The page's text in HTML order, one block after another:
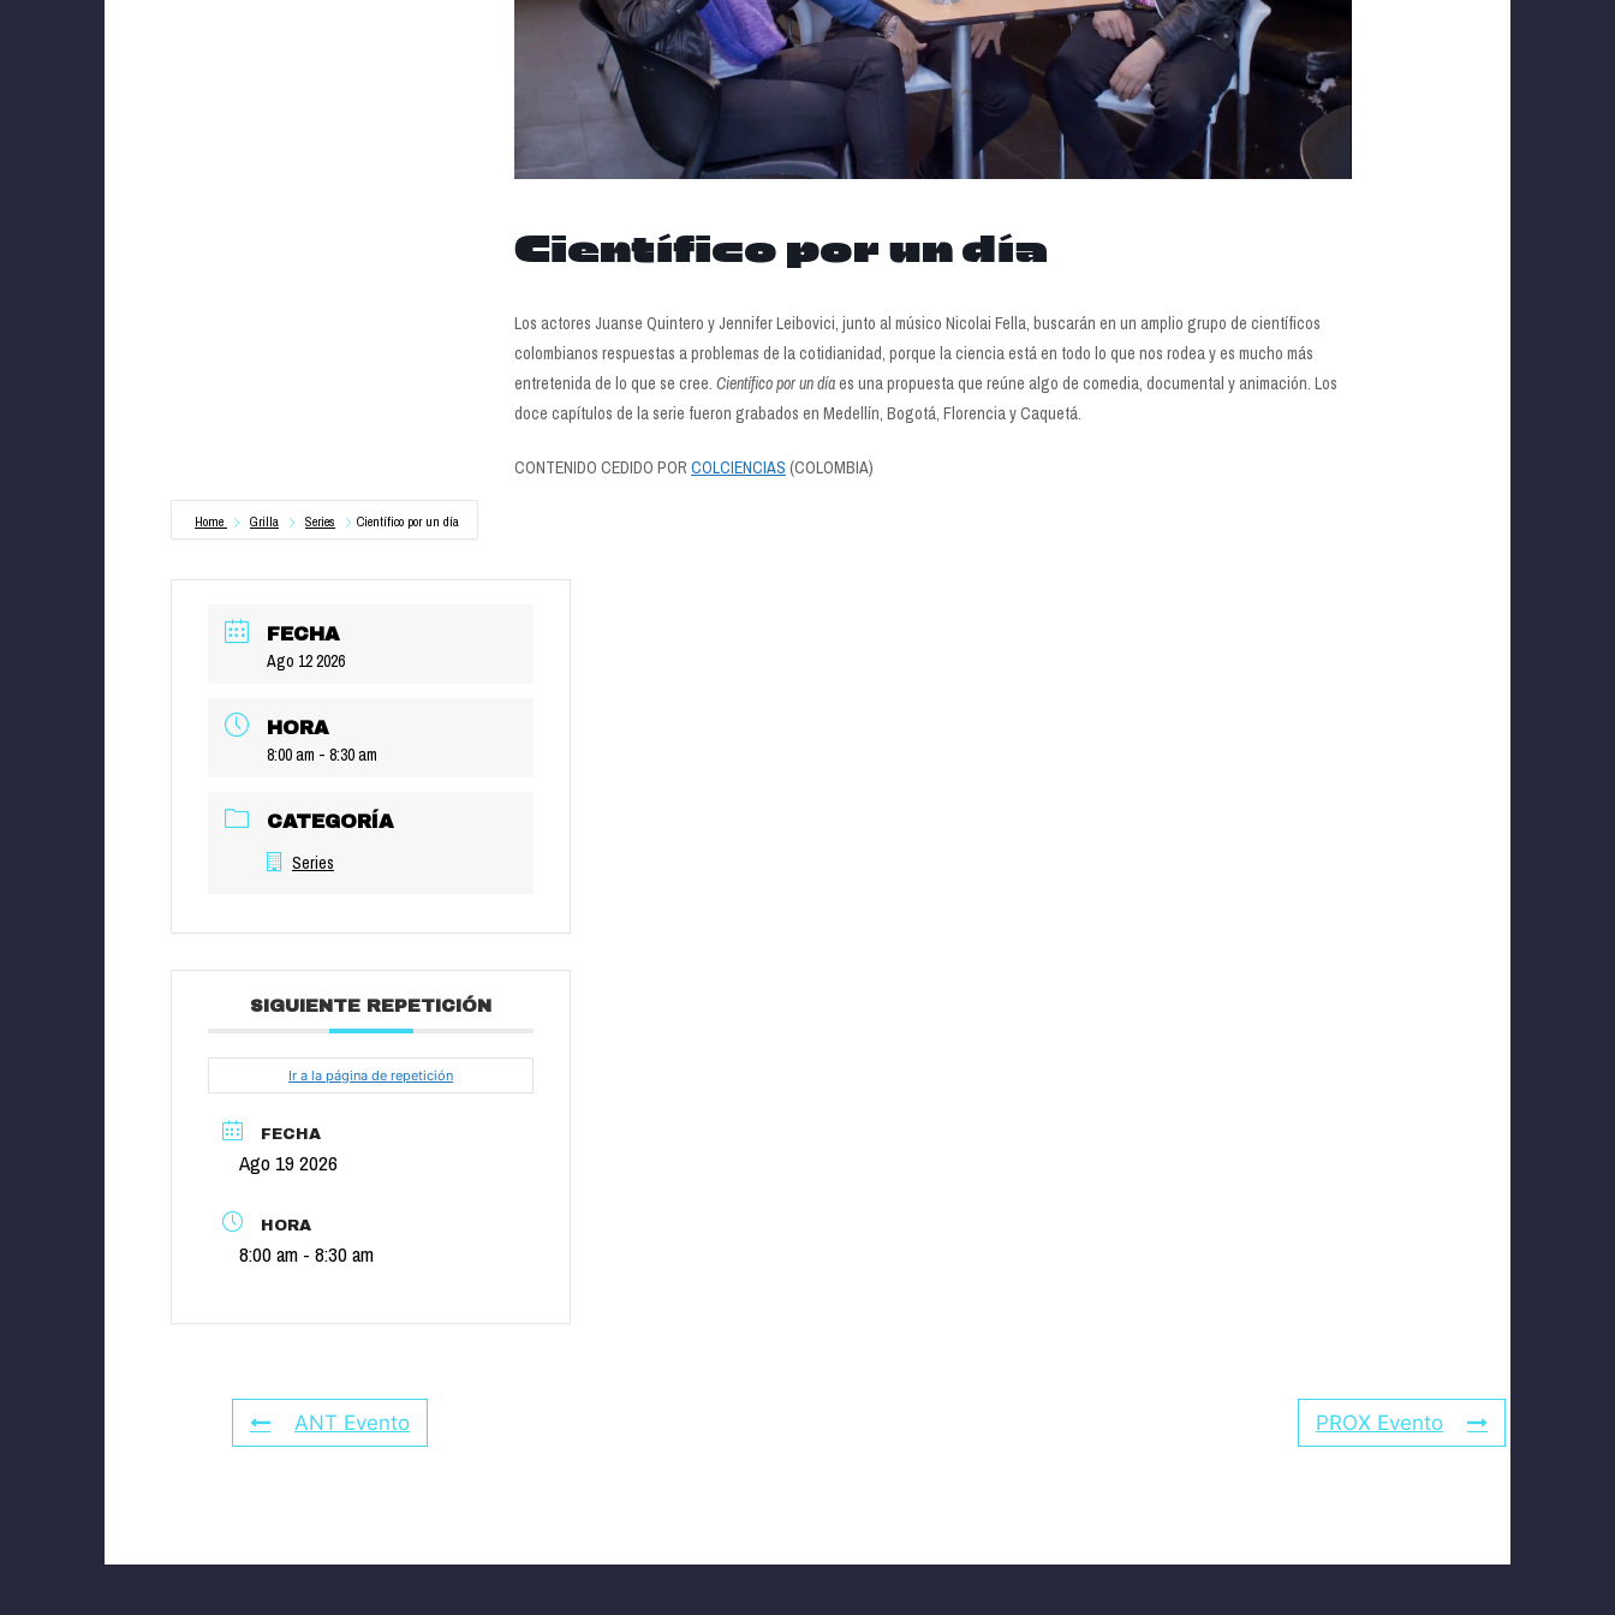
Home Grilla Series Científico por un día
Científico por un día
Los actores Juanse Quintero y Jennifer Leibovici, junto al músico Nicolai Fella, buscarán en un amplio grupo de científicos
colombianos respuestas a problemas de la cotidianidad, porque la ciencia está en todo lo que nos rodea y es mucho más
entretenida de lo que se cree. Científico por un díaes una propuesta que reúne algo de comedia, documental y animación. Los
doce capítulos de la serie fueron grabados en Medellín, Bogotá, Florencia y Caquetá.
CONTENIDO CEDIDO POR COLCIENCIAS (COLOMBIA)
FECHA
Ago 12 2026
HORA
8:00 am - 8:30 am
CATEGORÍA
Series
SIGUIENTE REPETICIÓN
Ir a la página de repetición
FECHA
Ago 19 2026
HORA
8:00 am - 8:30 am
ANT Evento PROX Evento